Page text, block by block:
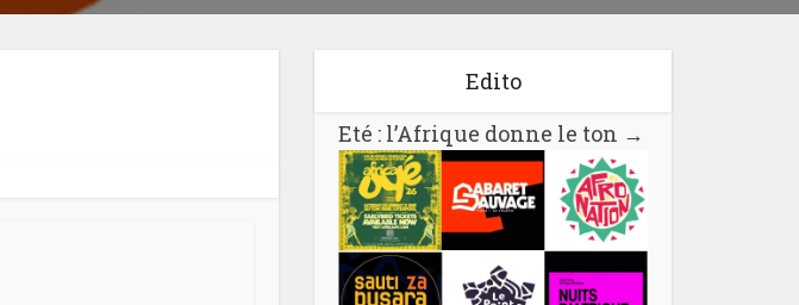
Edito
Eté : l’Afrique donne le ton →